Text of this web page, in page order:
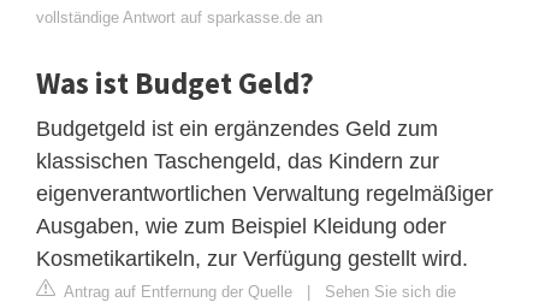
vollständige Antwort auf sparkasse.de an
Was ist Budget Geld?
Budgetgeld ist ein ergänzendes Geld zum
klassischen Taschengeld, das Kindern zur
eigenverantwortlichen Verwaltung regelmäßiger
Ausgaben, wie zum Beispiel Kleidung oder
Kosmetikartikeln, zur Verfügung gestellt wird.
Antrag auf Entfernung der Quelle | Sehen Sie sich die